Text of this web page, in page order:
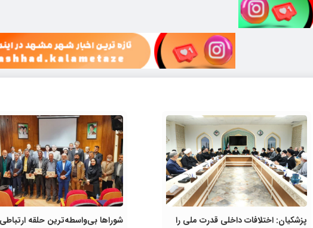
پزشکیان: اختلافات داخلی قدرت ملی را
شوراها بی‌واسطه‌ترین حلقه